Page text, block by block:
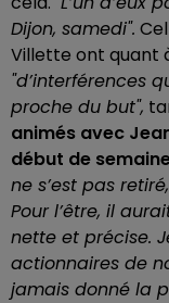
Dijon, samedi".
Villette ont quant
"d’interférences
proche du but",
animés avec
début de
ne s’est pas
Pour l’être, il
nette et précise.
actionnaires de
jamais donné la